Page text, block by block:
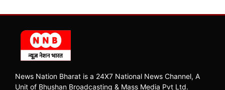
News Nation Bharat is a 24X7 National News Channel, A
Unit of Bhushan Broadcasting & Mass Media Pvt Ltd.